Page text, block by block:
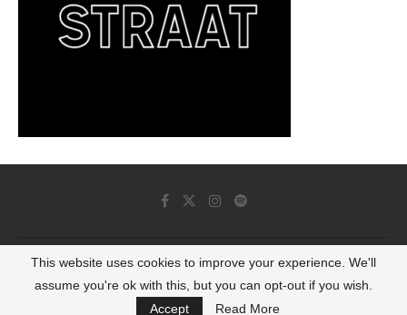
© 2022 - Luminous Dash All Rights Reserved
BACK TO TOP
This website uses cookies to improve your experience. We'll
assume you're ok with this, but you can opt-out if you wish.
Accept
Read More